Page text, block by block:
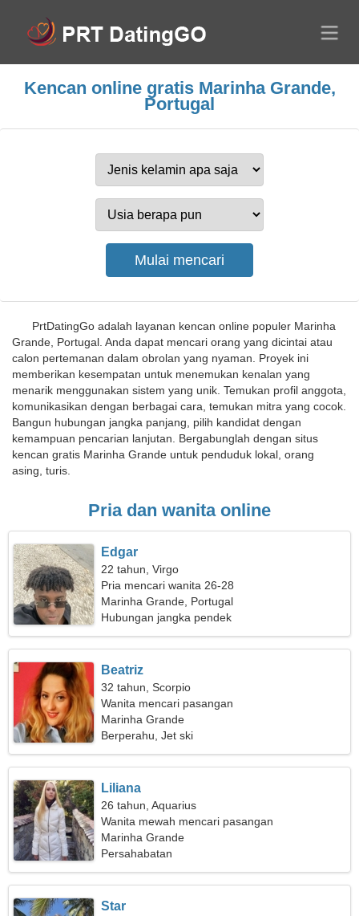
Kencan online gratis Marinha Grande,
Portugal
PrtDatingGo adalah layanan kencan online populer Marinha
Grande, Portugal. Anda dapat mencari orang yang dicintai atau
calon pertemanan dalam obrolan yang nyaman. Proyek ini
memberikan kesempatan untuk menemukan kenalan yang
menarik menggunakan sistem yang unik. Temukan profil anggota,
komunikasikan dengan berbagai cara, temukan mitra yang cocok.
Bangun hubungan jangka panjang, pilih kandidat dengan
kemampuan pencarian lanjutan. Bergabunglah dengan situs
kencan gratis Marinha Grande untuk penduduk lokal, orang
asing, turis.
Pria dan wanita online
Edgar
22 tahun, Virgo
Pria mencari wanita 26-28
Marinha Grande, Portugal
Hubungan jangka pendek
Beatriz
32 tahun, Scorpio
Wanita mencari pasangan
Marinha Grande
Berperahu, Jet ski
Liliana
26 tahun, Aquarius
Wanita mewah mencari pasangan
Marinha Grande
Persahabatan
Star